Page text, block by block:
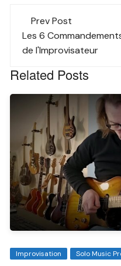
Post
navigation
Prev Post
Les 6
de l'Improvisateur
Related Posts
Improvisation Solo Music